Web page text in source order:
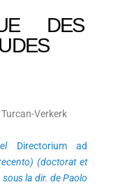
DES
Verkerk
Directorium ad
(doctorat et
sous la dir. de Paolo